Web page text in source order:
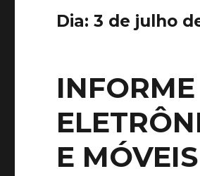
Dia:3 de julho
E MÓVEIS